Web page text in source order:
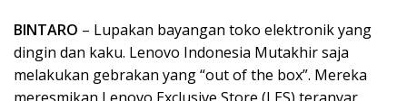
BINTARO – Lupakan bayangan toko elektronik yang
dingin dan kaku. Lenovo Indonesia Mutakhir saja
melakukan gebrakan yang “out of the box”. Mereka